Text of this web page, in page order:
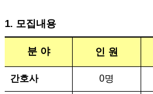
1. 모집내용
분 야 인 원
간호사 0명